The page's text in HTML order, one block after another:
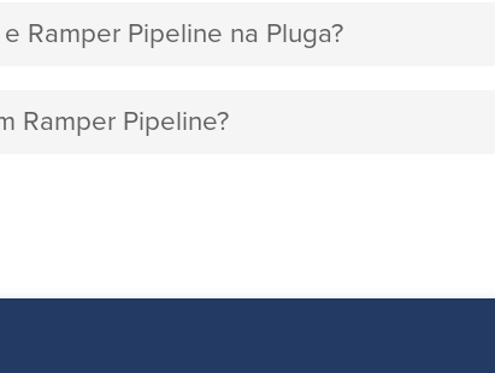
Ramper Pipeline na Pluga?
Ramper Pipeline?